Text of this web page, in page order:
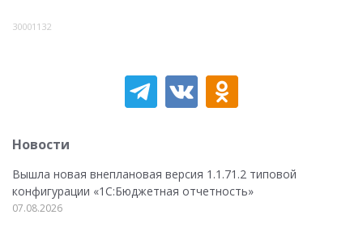
30001132
Новости
Вышла новая внеплановая версия 1.1.71.2 типовой
конфигурации «1C:Бюджетная отчетность»
07.08.2026